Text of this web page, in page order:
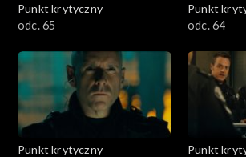
Punkt krytyczny
odc. 65
Punkt
odc. 64
Punkt krytyczny
Punkt